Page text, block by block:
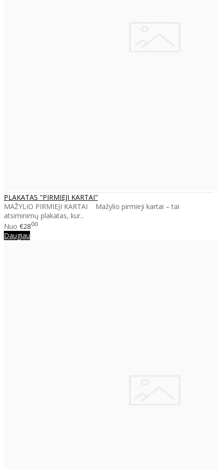
PLAKATAS "PIRMIEJI KARTAI"
MAŽYLIO PIRMIEJI KARTAI Mažylio pirmieji kartai – tai
atsiminimų plakatas, kur..
Nuo €2800
Daugiau